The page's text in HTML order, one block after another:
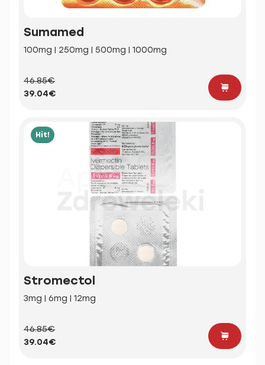
Sumamed
100mg | 250mg | 500mg | 1000mg
46.85€
39.04€
Hit!
Stromectol
3mg | 6mg | 12mg
46.85€
39.04€